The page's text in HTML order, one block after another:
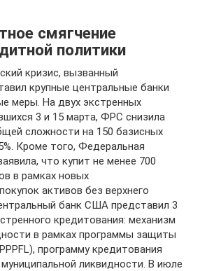
смягчение
политики
кризис, вызванный
крупные центральные банки
меры. На двух экстренных
3 и 15 марта, ФРС снизила
сложности на 150 базисных
Кроме того, Федеральная
что купит не менее 700
в рамках новых
активов без верхнего
банк США представил 3
кредитования: механизм
в рамках программы защиты
программу кредитования
ликвидности. В июле